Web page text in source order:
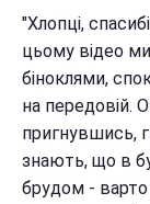
"Хлопці,
цьому відео
біноклями,
на передовій.
пригнувшись,
знають, що в
брудом - варто